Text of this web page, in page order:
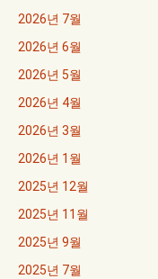
2026년 7월
2026년 6월
2026년 5월
2026년 4월
2026년 3월
2026년 1월
2025년 12월
2025년 11월
2025년 9월
2025년 7월